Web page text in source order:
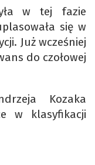
w tej fazie
się w
Już wcześniej
do czołowej
Kozaka
w klasyfikacji